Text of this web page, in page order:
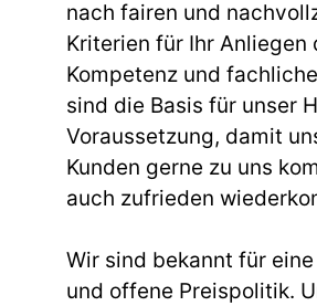
nach fairen und
Kriterien für Ihr Anliegen
Kompetenz und
sind die Basis für unser
Voraussetzung, damit
Kunden gerne zu uns
auch zufrieden
Wir sind bekannt für
und offene Preispolitik.